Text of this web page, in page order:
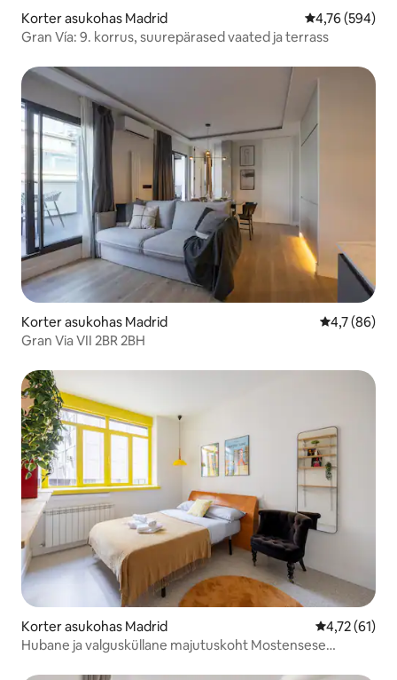
Korter asukohas Madrid Keskmine
4,76 (594)
Gran Vía: 9. korrus, suurepärased vaated ja terrass
Korter asukohas Madrid Keskmine
4,7 (86)
Gran Via VII 2BR 2BH
Korter asukohas Madrid Keskmine
4,72 (61)
Hubane ja valgusküllane majutuskoht Mostensese